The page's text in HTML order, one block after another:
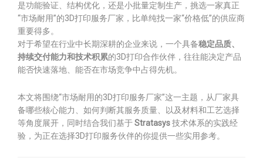
是功能验证、结构优化，还是小批量定制生产，挑选一家真正
“市场耐用”的3D打印服务厂家，比单纯找一家“价格低”的供应商
重要得多。
对于希望在行业中长期深耕的企业来说，一个具备稳定品质、
持续交付能力和技术积累的3D打印合作伙伴，往往能决定产品
能否快速落地、能否在市场竞争中占得先机。
本文将围绕“市场耐用的3D打印服务厂家”这一主题，从厂家具
备哪些核心能力、如何判断其服务质量、以及材料和工艺选择
等角度展开，同时结合我们基于Stratasys技术体系的实践经
验，为正在选择3D打印服务伙伴的你提供一些实用参考。